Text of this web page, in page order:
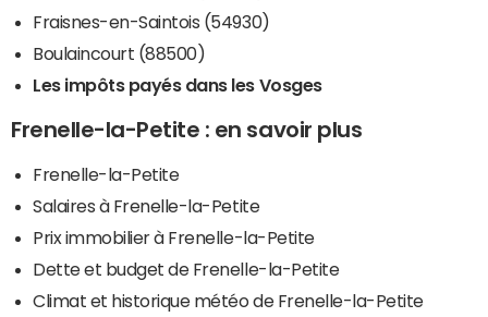
Fraisnes-en-Saintois (54930)
Boulaincourt (88500)
Les impôts payés dans les Vosges
Frenelle-la-Petite : en savoir plus
Frenelle-la-Petite
Salaires à Frenelle-la-Petite
Prix immobilier à Frenelle-la-Petite
Dette et budget de Frenelle-la-Petite
Climat et historique météo de Frenelle-la-Petite